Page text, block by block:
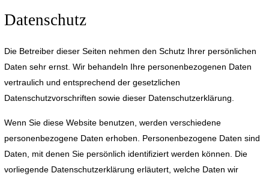
Datenschutz
Die Betreiber dieser Seiten nehmen den Schutz Ihrer persönlichen
Daten sehr ernst. Wir behandeln Ihre personenbezogenen Daten
vertraulich und entsprechend der gesetzlichen
Datenschutzvorschriften sowie dieser Datenschutzerklärung.
Wenn Sie diese Website benutzen, werden verschiedene
personenbezogene Daten erhoben. Personenbezogene Daten sind
Daten, mit denen Sie persönlich identifiziert werden können. Die
vorliegende Datenschutzerklärung erläutert, welche Daten wir